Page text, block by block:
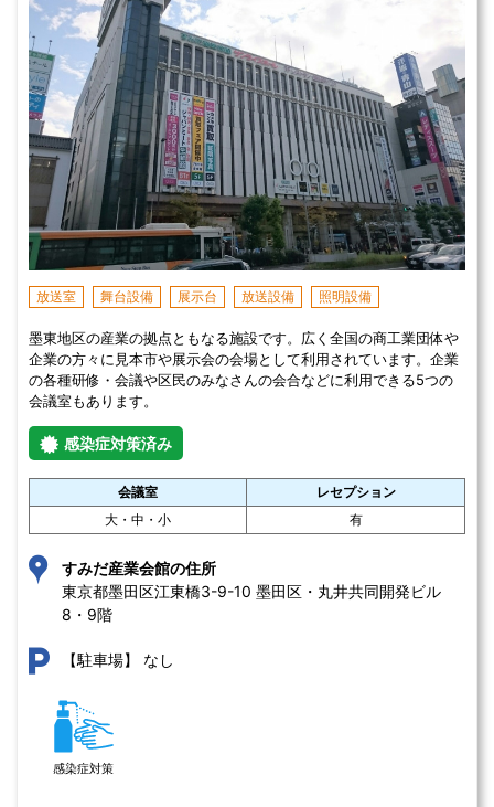
放送室 舞台設備 展示台 放送設備 照明設備
墨東地区の産業の拠点ともなる施設です。広く全国の商工業団体や
企業の方々に見本市や展示会の会場として利用されています。企業
の各種研修・会議や区民のみなさんの会合などに利用できる5つの
会議室もあります。
感染症対策済み
会議室
レセプション
大・中・小
有
すみだ産業会館の住所
東京都墨田区江東橋3-9-10 墨田区・丸井共同開発ビル
8・9階
【駐車場】 なし
感染症対策